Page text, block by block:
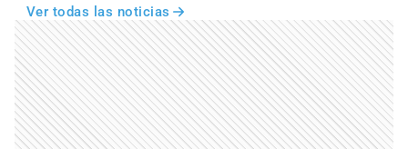
Ver todas las noticias